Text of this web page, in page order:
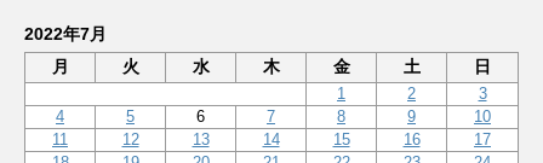
2022年7月
月
火 水 木 金 土 日
1 2
3
4
5 6 7 8 9
10
11
12 13 14 15 16
17